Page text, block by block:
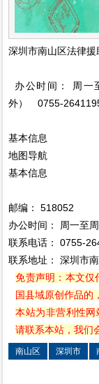
深圳市南山区法律援
办公时间： 周一
外） 0755-
基本信息
地图导航
基本信息
邮编： 518052
办公时间： 周一至
联系电话： 0755-
联系地址： 深圳市
免责声明：本文仅
国县域原创作品的
本站为非营利性网
请联系本站，我们
南山区 深圳市